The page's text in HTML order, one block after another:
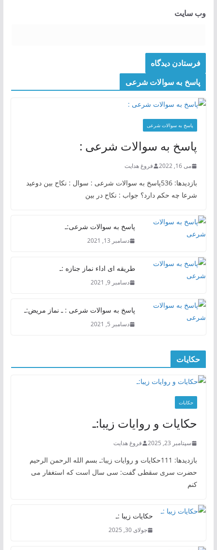
وب‌ سایت
پاسخ به سوالات شرعی
پاسخ به سوالات شرعی
پاسخ به سوالات شرعی :
می 16, 2022 فروغ هدایت
بازدیدها: 536پاسخ به سوالات شرعی : سوال : نکاح بین دوعید
شرعا چه حکم دارد؟ جواب : نکاح در بین
پاسخ به سوالات شرعی:ـ
دسامبر 13, 2021
طریقه ای اداء نماز جنازه :ـ
دسامبر 9, 2021
پاسخ به سوالات شرعی : ـ نماز مریض:ـ
دسامبر 5, 2021
حکایات
حکایات
حکایات و روایات زیبا:ـ
سپتامبر 23, 2025 فروغ هدایت
بازدیدها: 111حکایات و روایات زیبا:ـ بسم الله الرحمن الرحیم
حضرت سری سقطی گفت: سی سال است که استغفار می
کنم
حکایات زیبا :ـ
جولای 30, 2025